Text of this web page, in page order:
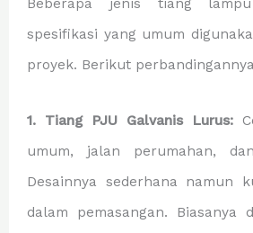
Beberapa jenis tiang
spesifikasi yang umum
proyek. Berikut
1. Tiang PJU Galvanis Lurus:
umum, jalan perumahan,
Desainnya sederhana namun
dalam pemasangan. Biasanya